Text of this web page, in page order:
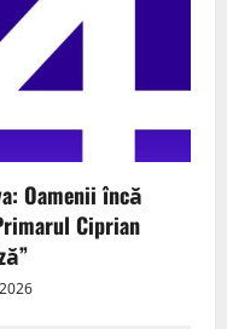
Oamenii încă
Ciprian